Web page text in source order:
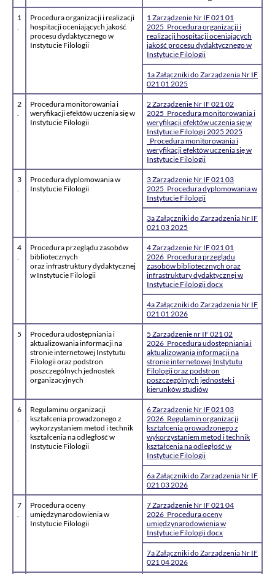
1
Procedura organizacji i realizacji
hospitacji oceniających jakość
procesu dydaktycznego w
Instytucie Filologii
1 Zarządzenie Nr IF 021 01
2025_Procedura organizacji i
realizacji hospitacji oceniających
jakość procesu dydaktycznego w
Instytucie Filologii
1a Załączniki do Zarządzenia Nr IF
021 01 2025
2
Procedura monitorowania i
weryfikacji efektów uczenia się w
Instytucie Filologii
2 Zarządzenie Nr IF 021 02
2025_Procedura monitorowania i
weryfikacji efektów uczenia się w
Instytucie Filologii 2025 2025
_Procedura monitorowania i
weryfikacji efektów uczenia się w
Instytucie Filologii
3
Procedura dyplomowania w
Instytucie Filologii
3 Zarządzenie Nr IF 021 03
2025_Procedura dyplomowania w
Instytucie Filologii
3a Załączniki do Zarządzenia Nr IF
021 03 2025
4
Procedura przeglądu zasobów
bibliotecznych
oraz infrastruktury dydaktycznej
w Instytucie Filologii
4 Zarządzenie Nr IF 021 01
2026_Procedura przeglądu
zasobów bibliotecznych oraz
infrastruktury dydaktycznej w
Instytucie Filologii docx
4a Załączniki do Zarządzenia Nr IF
021 01 2026
5
Procedura udostępniania i
aktualizowania informacji na
stronie internetowej Instytutu
Filologii oraz podstron
poszczególnych jednostek
organizacyjnych
5 Zarządzenie nr IF 021 02
2026_Procedura udostępniania i
aktualizowania informacji na
stronie internetowej Instytutu
Filologii oraz podstron
poszczególnych jednostek i
kierunków studiów
6
Regulaminu organizacji
kształcenia prowadzonego z
wykorzystaniem metod i technik
kształcenia na odległość w
Instytucie Filologii
6 Zarządzenie Nr IF 021 03
2026_Regulamin organizacji
kształcenia prowadzonego z
wykorzystaniem metod i technik
kształcenia na odległość w
Instytucie Filologii
6a Załączniki do Zarządzenia Nr IF
021 03 2026
7
Procedura oceny
umiędzynarodowienia w
Instytucie Filologii
7 Zarządzenie Nr IF 021 04
2026_Procedura oceny
umiędzynarodowienia w
Instytucie Filologii docx
7a Załączniki do Zarządzenia Nr IF
021 04 2026